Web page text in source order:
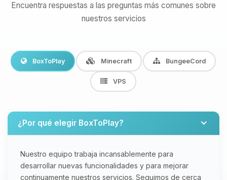
Encuentra respuestas a las preguntas más comunes sobre
nuestros servicios
BoxToPlay Minecraft BungeeCord
VPS
¿Por qué elegir BoxToPlay?
Nuestro equipo trabaja incansablemente para
desarrollar nuevas funcionalidades y para mejorar
continuamente nuestros servicios. Seguimos de cerca